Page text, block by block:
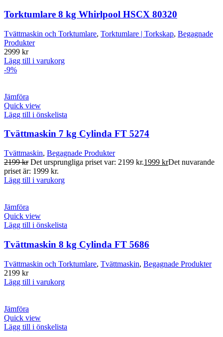
Torktumlare 8 kg Whirlpool HSCX 80320
Tvättmaskin och Torktumlare, Torktumlare | Torkskap, Begagnade
Produkter
2999 kr
Lägg till i varukorg
-9%
Jämföra
Quick view
Lägg till i önskelista
Tvättmaskin 7 kg Cylinda FT 5274
Tvättmaskin, Begagnade Produkter
2199kr Det ursprungliga priset var: 2199 kr.1999 krDet nuvarande
priset är: 1999 kr.
Lägg till i varukorg
Jämföra
Quick view
Lägg till i önskelista
Tvättmaskin 8 kg Cylinda FT 5686
Tvättmaskin och Torktumlare, Tvättmaskin, Begagnade Produkter
2199 kr
Lägg till i varukorg
Jämföra
Quick view
Lägg till i önskelista